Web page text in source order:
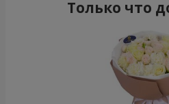
Только что